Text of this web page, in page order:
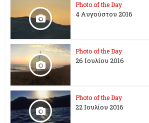
Photo of the Day
4 Αυγούστου 2016
Photo of the Day
26 Ioυλίου 2016
Photo of the Day
22 Ιουλίου 2016